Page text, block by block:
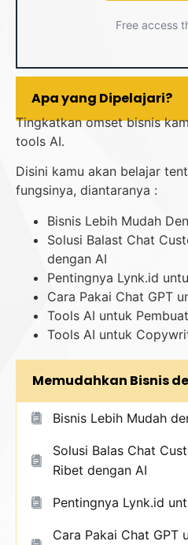
Free access
Apa yang Dipelajari?
Tingkatkan omset bisnis
tools AI.
Disini kamu akan belajar
fungsinya, diantaranya :
Bisnis Lebih Mudah
Solusi Balast Chat
dengan AI
Pentingnya Lynk.id
Cara Pakai Chat GPT
Tools AI untuk
Tools AI untuk
Memudahkan Bisnis
Bisnis Lebih Mudah
Solusi Balas Chat
Ribet dengan AI
Pentingnya Lynk.id
Cara Pakai Chat GPT